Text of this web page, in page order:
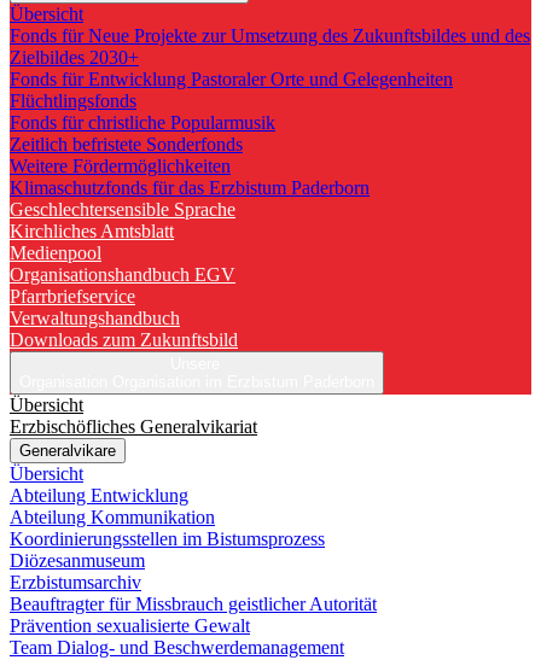
Übersicht
Fonds für Neue Projekte zur Umsetzung des Zukunftsbildes und des
Zielbildes 2030+
Fonds für Entwicklung Pastoraler Orte und Gelegenheiten
Flüchtlingsfonds
Fonds für christliche Popularmusik
Zeitlich befristete Sonderfonds
Weitere Fördermöglichkeiten
Klimaschutzfonds für das Erzbistum Paderborn
Geschlechtersensible Sprache
Kirchliches Amtsblatt
Medienpool
Organisationshandbuch EGV
Pfarrbriefservice
Verwaltungshandbuch
Downloads zum Zukunftsbild
Übersicht
Erzbischöfliches Generalvikariat
Generalvikare
Übersicht
Abteilung Entwicklung
Abteilung Kommunikation
Koordinierungsstellen im Bistumsprozess
Diözesanmuseum
Erzbistumsarchiv
Beauftragter für Missbrauch geistlicher Autorität
Prävention sexualisierte Gewalt
Team Dialog- und Beschwerdemanagement